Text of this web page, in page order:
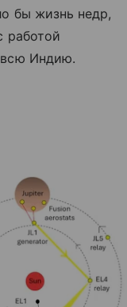
бы жизнь недр,
работой
Индию.